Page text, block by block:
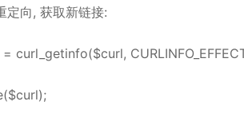
定向, 获取新链接:
curl_getinfo($curl,